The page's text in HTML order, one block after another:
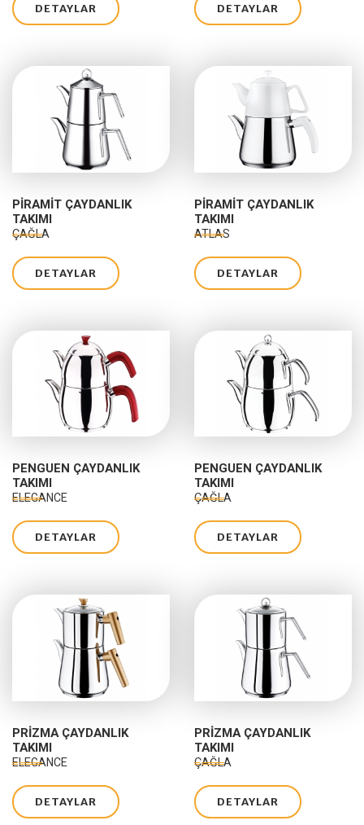
DETAYLAR DETAYLAR
PIRAMIT ÇAYDANLIK
TAKIMI
ÇAĞLA
DETAYLAR
PIRAMIT ÇAYDANLIK
TAKIMI
ATLAS
DETAYLAR
PENGUEN ÇAYDANLIK
TAKIMI
ELEGANCE
DETAYLAR
PENGUEN ÇAYDANLIK
TAKIMI
ÇAĞLA
DETAYLAR
PRIZMA ÇAYDANLIK
TAKIMI
ELEGANCE
DETAYLAR
PRIZMA ÇAYDANLIK
TAKIMI
ÇAĞLA
DETAYLAR